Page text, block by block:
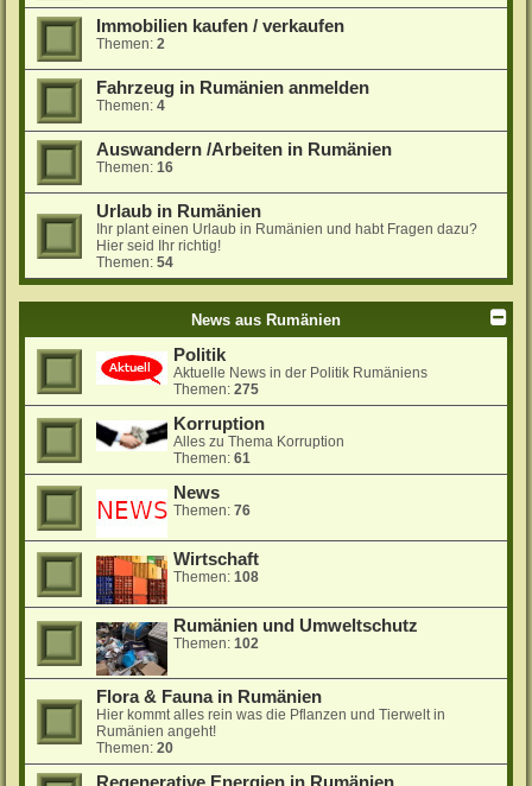
Immobilien kaufen / verkaufen
Themen: 2
Fahrzeug in Rumänien anmelden
Themen: 4
Auswandern /Arbeiten in Rumänien
Themen: 16
Urlaub in Rumänien
Ihr plant einen Urlaub in Rumänien und habt Fragen dazu?
Hier seid Ihr richtig!
Themen: 54
News aus Rumänien
Politik
Aktuelle News in der Politik Rumäniens
Themen: 275
Korruption
Alles zu Thema Korruption
Themen: 61
News
Themen: 76
Wirtschaft
Themen: 108
Rumänien und Umweltschutz
Themen: 102
Flora & Fauna in Rumänien
Hier kommt alles rein was die Pflanzen und Tierwelt in
Rumänien angeht!
Themen: 20